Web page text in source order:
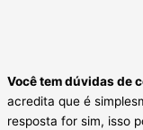
Você tem dúvidas de
acredita que é
resposta for sim, isso